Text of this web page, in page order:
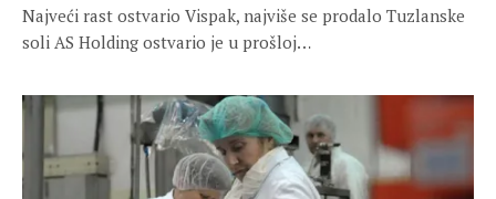
Najveći rast ostvario Vispak, najviše se prodalo Tuzlanske
soli AS Holding ostvario je u prošloj…